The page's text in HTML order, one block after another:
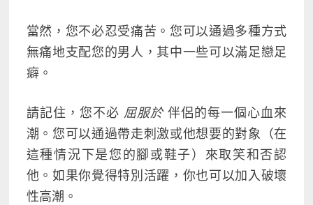
當然，您不必忍受痛苦。您可以通過多種方式
無痛地支配您的男人，其中一些可以滿足戀足
癖。
請記住，您不必 屈服於伴侶的每一個心血來
潮。您可以通過帶走刺激或他想要的對象（在
這種情況下是您的腳或鞋子）來取笑和否認
他。如果你覺得特別活躍，你也可以加入破壞
性高潮。